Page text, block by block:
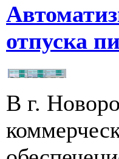
отпуска
В г.